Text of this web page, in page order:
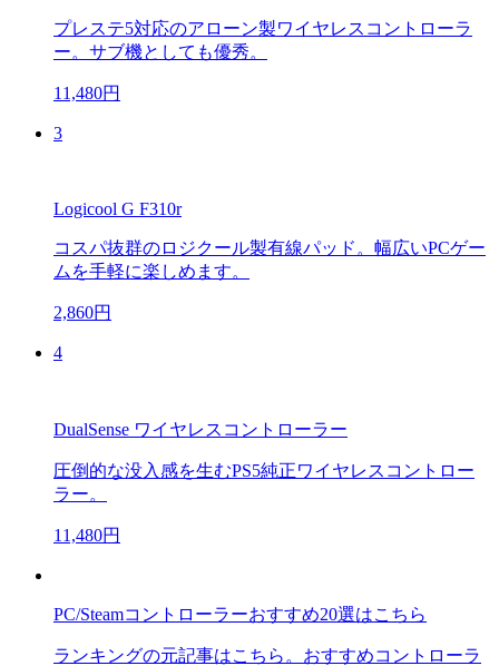
プレステ5対応のアローン製ワイヤレスコントローラ
ー。サブ機としても優秀。
11,480円
3
Logicool G F310r
コスパ抜群のロジクール製有線パッド。幅広いPCゲー
ムを手軽に楽しめます。
2,860円
4
DualSense ワイヤレスコントローラー
圧倒的な没入感を生むPS5純正ワイヤレスコントロー
ラー。
11,480円
PC/Steamコントローラーおすすめ20選はこちら
ランキングの元記事はこちら。おすすめコントローラ